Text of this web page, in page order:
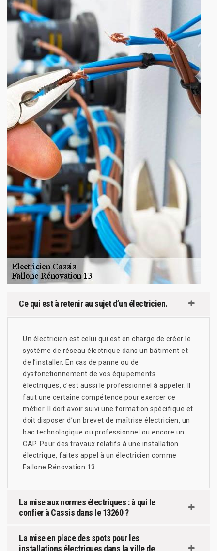
Ce qui est à retenir au sujet d’un électricien.
Un électricien est celui qui est en charge de créer le
système de réseau électrique dans un bâtiment et
de l’installer. En cas de panne ou de
dysfonctionnement de vos équipements
électriques, c’est aussi le professionnel à appeler. Il
faut une certaine compétence pour exercer ce
métier. Il doit avoir suivi une formation spécifique et
doit disposer d’un brevet de maîtrise électricien, un
bac technologique ou professionnel ou encore un
CAP. Pour des travaux relatifs à une installation
électrique, faites appel à un électricien comme
Fallone Rénovation 13.
La mise aux normes électriques : à qui le
confier à Cassis dans le 13260 ?
La mise en place des spots pour les
installations électriques dans la ville de